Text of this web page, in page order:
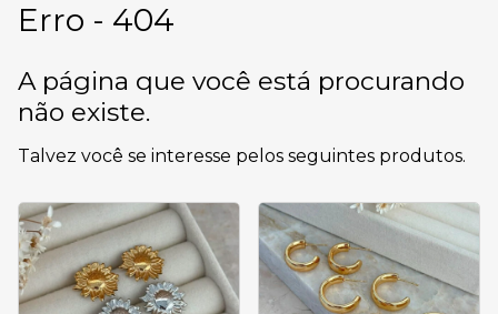
Erro - 404
A página que você está procurando
não existe.
Talvez você se interesse pelos seguintes produtos.